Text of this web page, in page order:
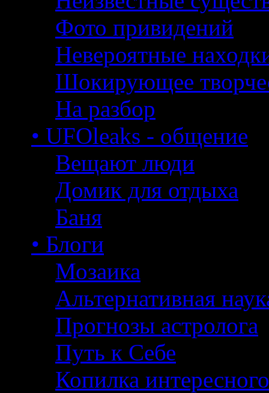
Фото привидений
Невероятные
Шокирующее
На разбор
• UFOleaks - общение
Вещают люди
Домик для отдыха
Баня
• Блоги
Мозаика
Альтернативная
Прогнозы астролога
Путь к Себе
Копилка интересного